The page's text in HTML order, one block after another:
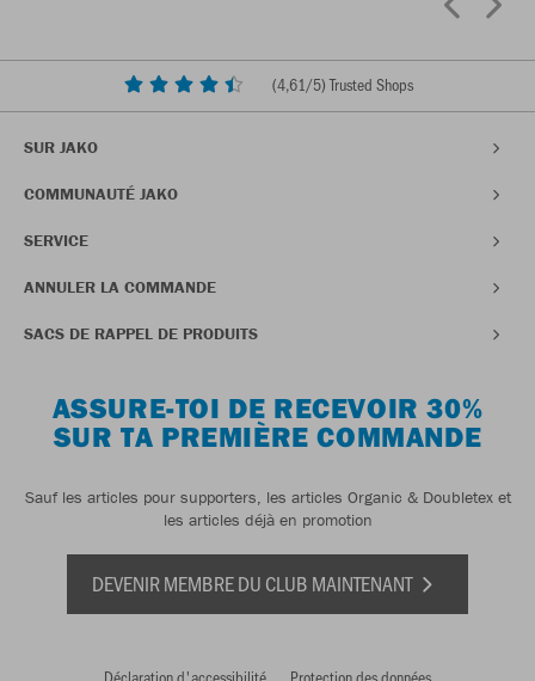
(4,61/5) Trusted Shops
SUR JAKO
COMMUNAUTÉ JAKO
SERVICE
ANNULER LA COMMANDE
SACS DE RAPPEL DE PRODUITS
ASSURE-TOI DE RECEVOIR 30%
SUR TA PREMIÈRE COMMANDE
Sauf les articles pour supporters, les articles Organic & Doubletex et
les articles déjà en promotion
DEVENIR MEMBRE DU CLUB MAINTENANT